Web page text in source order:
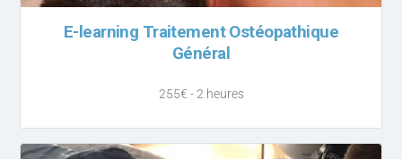
E-learning Traitement Ostéopathique
Général
255€ - 2 heures